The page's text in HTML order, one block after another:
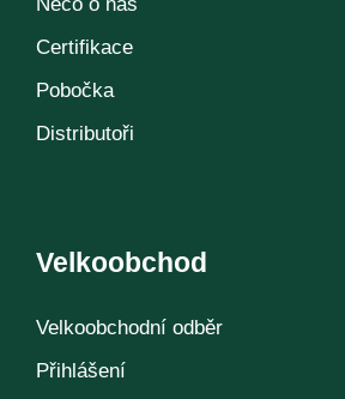
Certifikace
Pobočka
Distributoři
Velkoobchod
Velkoobchodní odběr
Přihlášení